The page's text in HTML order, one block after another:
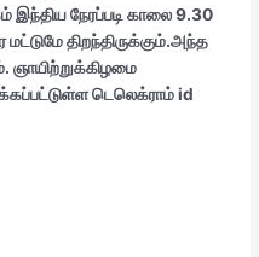
நேரப்படி காலை 9.30
திறந்திருக்கும்.அந்த
ஞாயிற்றுக்கிழமை
டெலெக்ராம் id